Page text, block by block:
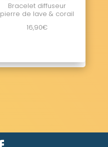
Bracelet diffuseur
pierre de lave & corail
16,90€